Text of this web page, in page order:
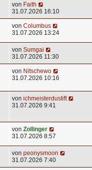
von Faith
31.07.2026 16:10
von Columbus
31.07.2026 13:24
von Sumgai
31.07.2026 11:30
von Nitschewo
31.07.2026 10:16
von ichmeisterdustift
31.07.2026 9:41
von Zollinger
31.07.2026 8:57
von peonysmoon
31.07.2026 7:40